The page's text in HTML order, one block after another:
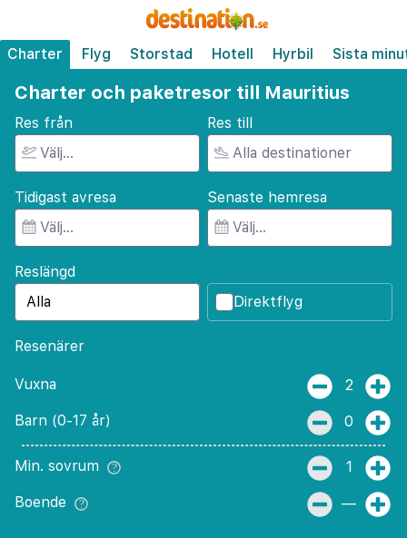
Charter Flyg Storstad Hotell Hyrbil Sista
Charter och paketresor till Mauritius
Res från Res till
Tidigast avresa Senaste hemresa
Reslängd
Direktflyg
Resenärer
Vuxna 2
Barn (0-17 år) 0
Min. sovrum 1
Boende —